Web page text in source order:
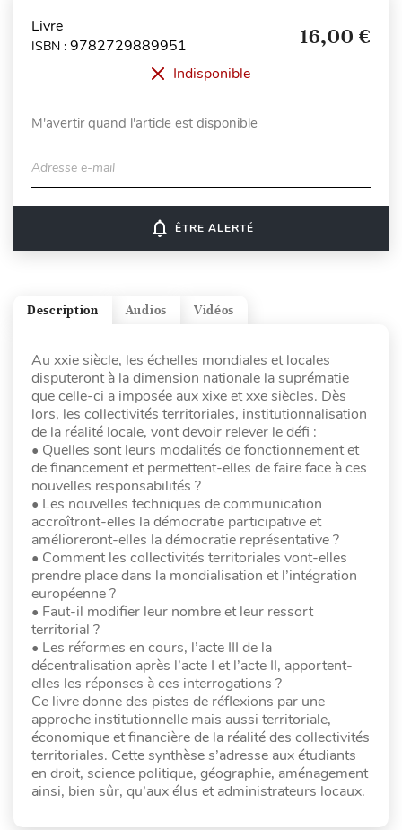
Livre
ISBN : 9782729889951 16,00 €
Indisponible
M'avertir quand l'article est disponible
Adresse e-mail
notifications_none ÊTRE ALERTÉ
Vidéos
Audios
Description
Au xxie siècle, les échelles mondiales et locales
disputeront à la dimension nationale la suprématie
que celle-ci a imposée aux xixe et xxe siècles. Dès
lors, les collectivités territoriales, institutionnalisation
de la réalité locale, vont devoir relever le défi :
• Quelles sont leurs modalités de fonctionnement et
de financement et permettent-elles de faire face à ces
nouvelles responsabilités ?
• Les nouvelles techniques de communication
accroîtront-elles la démocratie participative et
amélioreront-elles la démocratie représentative ?
• Comment les collectivités territoriales vont-elles
prendre place dans la mondialisation et l’intégration
européenne ?
• Faut-il modifier leur nombre et leur ressort
territorial ?
• Les réformes en cours, l’acte III de la
décentralisation après l’acte I et l’acte II, apportent-
elles les réponses à ces interrogations ?
Ce livre donne des pistes de réflexions par une
approche institutionnelle mais aussi territoriale,
économique et financière de la réalité des collectivités
territoriales. Cette synthèse s’adresse aux étudiants
en droit, science politique, géographie, aménagement
ainsi, bien sûr, qu’aux élus et administrateurs locaux.